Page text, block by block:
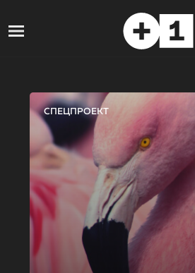
СПЕЦПРОЕКТ